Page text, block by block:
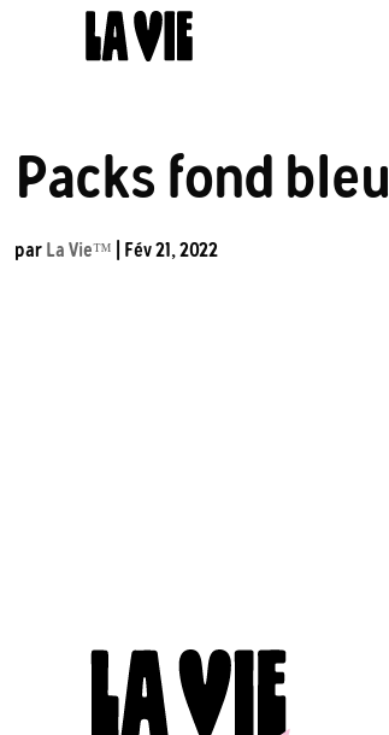
Panneau de gestion des cookies
Packs fond bleu
par La Vie™️ Fév 21, 2022